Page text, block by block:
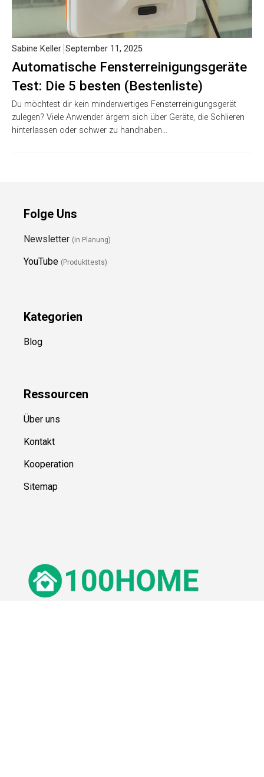
Automatische Fensterreinigungsgeräte
Test: Die 5 besten (Bestenliste)
Sabine Keller September 11, 2025
Du möchtest dir kein minderwertiges Fensterreinigungsgerät
zulegen? Viele Anwender ärgern sich über Geräte, die Schlieren
hinterlassen oder schwer zu handhaben…
Folge Uns
Newsletter (in Planung)
YouTube (Produkttests)
Kategorien
Blog
Ressourcen
Über uns
Kontakt
Kooperation
Sitemap